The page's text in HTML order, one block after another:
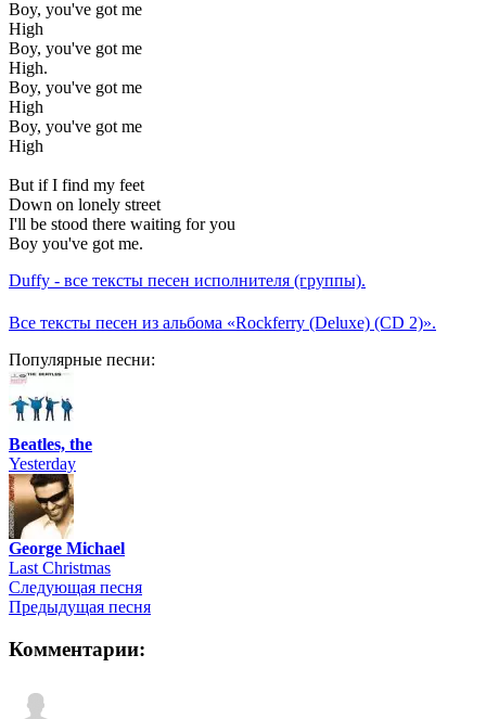
Boy, you've got me
High
Boy, you've got me
High.
Boy, you've got me
High
Boy, you've got me
High
But if I find my feet
Down on lonely street
I'll be stood there waiting for you
Boy you've got me.
Duffy - все тексты песен исполнителя (группы).
Все тексты песен из альбома «Rockferry (Deluxe) (CD 2)».
Популярные песни:
Beatles, the
Yesterday
George Michael
Last Christmas
Следующая песня
Предыдущая песня
Комментарии: